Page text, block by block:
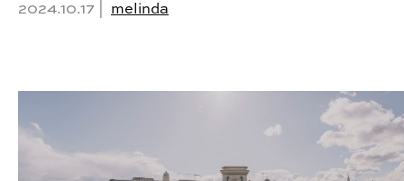
2024.10.17 | melinda